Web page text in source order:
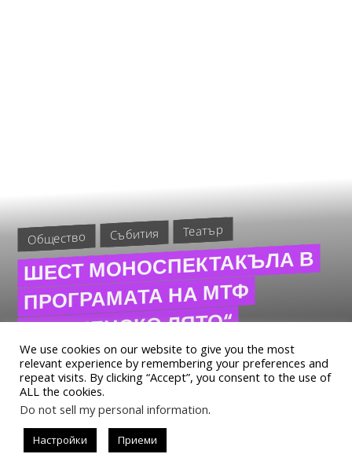
Общество Събития Театър
ШЕСТ МОНОСПЕКТАКЪЛА В
ПРОГРАМАТА НА МТФ
„ВАРНЕНСКО ЛЯТО“
„Прима Фацие“ , снимка:Павел Червенков Мариус
Куркински, Весела Бабинова, Христо Мутфачиев,
Елена Телбис, Боян Арсов и Димитър...
We use cookies on our website to give you the most
relevant experience by remembering your preferences and
repeat visits. By clicking “Accept”, you consent to the use of
ALL the cookies.
Do not sell my personal information.
Настройки Приеми